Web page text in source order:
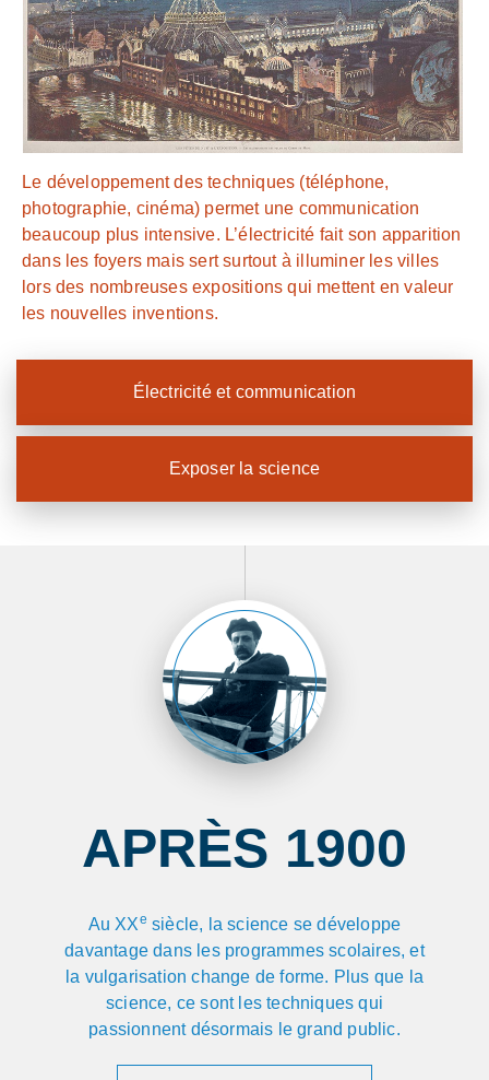
Le développement des techniques (téléphone,
photographie, cinéma) permet une communication
beaucoup plus intensive. L’électricité fait son apparition
dans les foyers mais sert surtout à illuminer les villes
lors des nombreuses expositions qui mettent en valeur
les nouvelles inventions.
Électricité et communication
Exposer la science
APRÈS 1900
Au XXe siècle, la science se développe
davantage dans les programmes scolaires, et
la vulgarisation change de forme. Plus que la
science, ce sont les techniques qui
passionnent désormais le grand public.